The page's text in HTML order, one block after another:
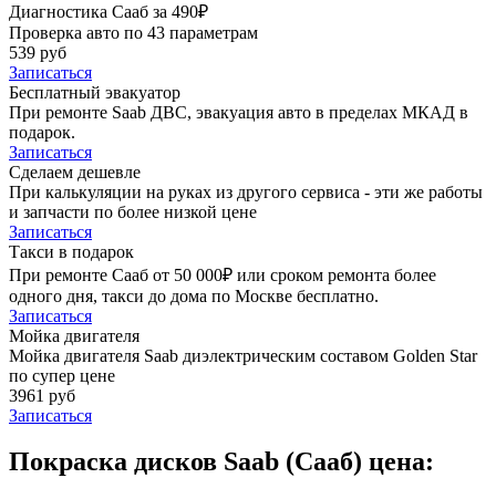
Диагностика Сааб за 490₽
Проверка авто по 43 параметрам
539 руб
Записаться
Бесплатный эвакуатор
При ремонте Saab ДВС, эвакуация авто в пределах МКАД в
подарок.
Записаться
Сделаем дешевле
При калькуляции на руках из другого сервиса - эти же работы
и запчасти по более низкой цене
Записаться
Такси в подарок
При ремонте Сааб от 50 000₽ или сроком ремонта более
одного дня, такси до дома по Москве бесплатно.
Записаться
Мойка двигателя
Мойка двигателя Saab диэлектрическим составом Golden Star
по супер цене
3961 руб
Записаться
Покраска дисков Saab (Сааб) цена: